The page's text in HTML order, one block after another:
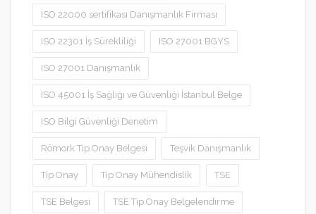
ISO 22000 sertifikası Danışmanlık Firması
ISO 22301 İş Sürekliliği ISO 27001 BGYS
ISO 27001 Danışmanlık
ISO 45001 İş Sağlığı ve Güvenliği İstanbul Belge
ISO Bilgi Güvenliği Denetim
Römork Tip Onay Belgesi Teşvik Danışmanlık
Tip Onay Tip Onay Mühendislik TSE
TSE Belgesi TSE Tip Onay Belgelendirme